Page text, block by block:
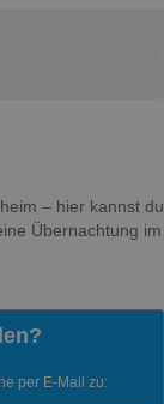
– hier kannst du
Übernachtung im
per E-Mail zu: